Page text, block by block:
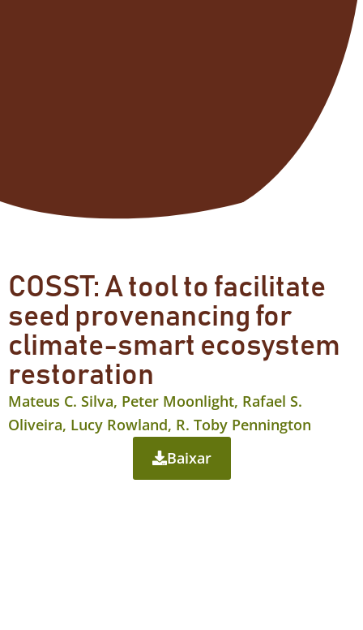
COSST: A tool to facilitate
seed provenancing for
climate-smart ecosystem
restoration
Mateus C. Silva, Peter Moonlight, Rafael S.
Oliveira, Lucy Rowland, R. Toby Pennington
Baixar